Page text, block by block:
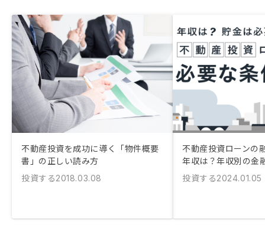
不動産投資を成功に導く「物件概要
書」の正しい読み方
投資する2018.03.08
不動産投資ローンの
年収は？年収別の金
投資する2024.01.05